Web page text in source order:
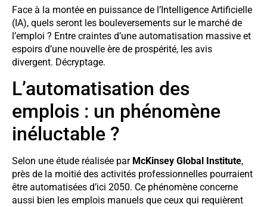
Face à la montée en puissance de l’Intelligence Artificielle
(IA), quels seront les bouleversements sur le marché de
l’emploi ? Entre craintes d’une automatisation massive et
espoirs d’une nouvelle ère de prospérité, les avis
divergent. Décryptage.
L’automatisation des
emplois : un phénomène
inéluctable ?
Selon une étude réalisée par McKinsey Global Institute,
près de la moitié des activités professionnelles pourraient
être automatisées d’ici 2050. Ce phénomène concerne
aussi bien les emplois manuels que ceux qui requièrent